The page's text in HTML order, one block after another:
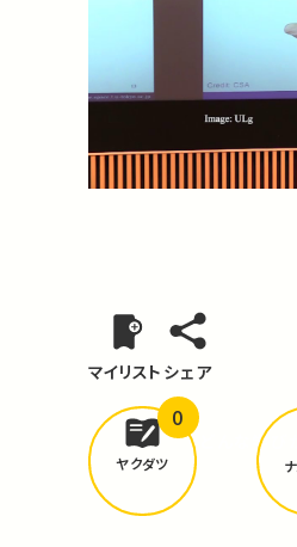
マイリスト シェア
どんな学び
ヤクダツ
0